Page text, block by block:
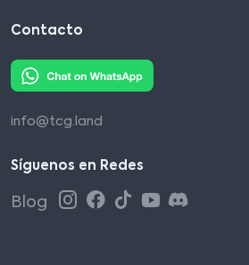
Contacto
info@tcg.land
Síguenos en Redes
Blog